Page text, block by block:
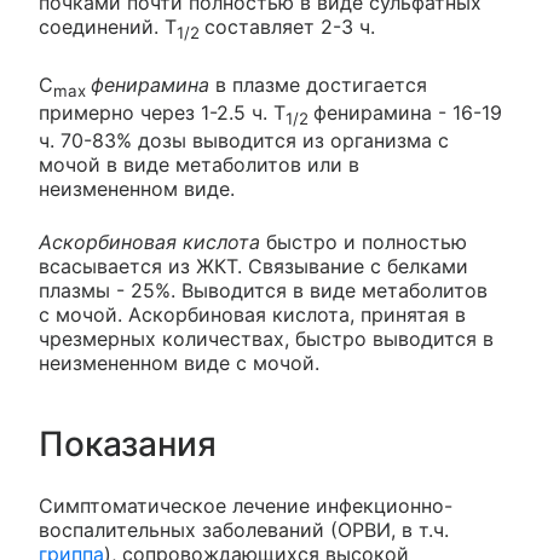
соединений. T1/2 составляет 2-3 ч.
Cmax фенирамина в плазме достигается
примерно через 1-2.5 ч. T1/2 фенирамина - 16-19
ч. 70-83% дозы выводится из организма с
мочой в виде метаболитов или в
неизмененном виде.
Аскорбиновая кислота быстро и полностью
всасывается из ЖКТ. Связывание с белками
плазмы - 25%. Выводится в виде метаболитов
с мочой. Аскорбиновая кислота, принятая в
чрезмерных количествах, быстро выводится в
неизмененном виде с мочой.
Показания
Симптоматическое лечение инфекционно-
воспалительных заболеваний (ОРВИ, в т.ч.
гриппа), сопровождающихся высокой